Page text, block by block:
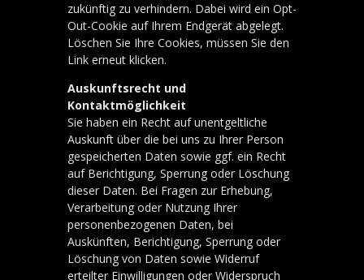
zukünftig zu verhindern. Dabei wird ein Opt-
Out-Cookie auf Ihrem Endgerät abgelegt.
Löschen Sie Ihre Cookies, müssen Sie den
Link erneut klicken.
Auskunftsrecht und
Kontaktmöglichkeit
Sie haben ein Recht auf unentgeltliche
Auskunft über die bei uns zu Ihrer Person
gespeicherten Daten sowie ggf. ein Recht
auf Berichtigung, Sperrung oder Löschung
dieser Daten. Bei Fragen zur Erhebung,
Verarbeitung oder Nutzung Ihrer
personenbezogenen Daten, bei
Auskünften, Berichtigung, Sperrung oder
Löschung von Daten sowie Widerruf
erteilter Einwilligungen oder Widerspruch